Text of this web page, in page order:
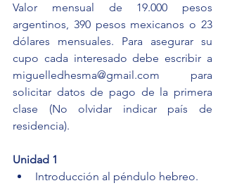
Valor mensual de 19.000 pesos
argentinos, 390 pesos mexicanos o 23
dólares mensuales. Para asegurar su
cupo cada interesado debe escribir a
miguelledhesma@gmail.com para
solicitar datos de pago de la primera
clase (No olvidar indicar país de
residencia).
Unidad 1
Introducción al péndulo hebreo.